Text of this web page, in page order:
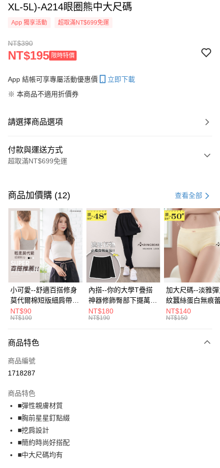
XL-5L)-A214眼圈熊中大尺碼
App 獨享活動 超取滿NT$699免運
NT$390
NT$195 限時特價
App 結帳可享專屬活動優惠價
立即下載
※ 本商品不適用折價券
請選擇商品選項
付款與運送方式
超取滿NT$699免運
信用卡一次付款
超商取貨付款
LINE Pay
Apple Pay
街口支付
悠遊付
Google Pay
全盈+PAY
大哥付你分期
【大哥付你分期使用說明】
1.本服務由台灣大哥大提供，台灣大哥大用戶可立即使用無須另外申請。
流程，驗證手機門號後，選擇欲分期的期數、繳款截止日，確認付款後即完
成交易。
3.實際核准額度、可分期數及費用金額請依後續交易確認頁面所載為準。
4.訂單成立30分鐘內，如未前往確認交易或遇審核未通過，訂單將自動取
法說明評估內容。
【繳款方式說明】
1.分期款項不併入電信帳單，「大哥付你分期」於每月結算日後寄送繳費提
醒簡訊。
AFTEE先享後付
【關於「AFTEE先享後付」】
AFTEE先享後付是「在收到商品之後才付款」的支付方式。 讓您購物簡單
便利好安心！
１．簡單：不需註冊會員、不需綁卡、不需儲值。
２．便利：只要手機號碼，簡訊認證，即可結帳。
３．安心：先確認商品／服務後，再付款。
【「AFTEE先享後付」結帳流程】
ATM付款
全家取貨付款
每筆NT$70，滿NT$699(含以上)免運費
商品加價購 (12) 查看全部
小可愛--舒適百搭修身
莫代爾棉短版細肩帶素
色背心(白.黑.灰L-2L)-
U582眼圈熊中大尺碼
NT$90
NT$100
內搭--你的大學T疊搭
神器修飾臀部下擺萬用
內搭裙/遮臀裙(黑2L-
6L)-Q155眼圈熊中大
NT$180
NT$190
加大尺碼--淡雅
紋蠶絲蛋白無痕
角內褲(白.粉.藍.
3L)-L28眼圈熊中
NT$140
NT$150
商品特色
商品編號
1718287
商品特色
■彈性親膚材質
■胸前星星釘點綴
■挖肩設計
■簡約時尚好搭配
■中大尺碼均有